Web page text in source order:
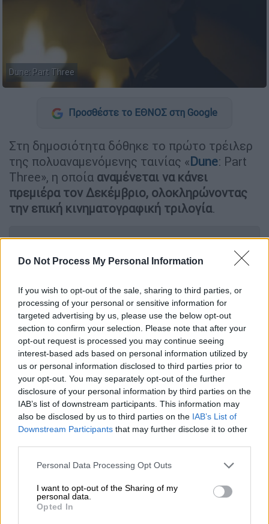
Do Not Process My Personal Information
If you wish to opt-out of the sale, sharing to third parties, or
processing of your personal or sensitive information for
targeted advertising by us, please use the below opt-out
section to confirm your selection. Please note that after your
opt-out request is processed you may continue seeing
interest-based ads based on personal information utilized by
us or personal information disclosed to third parties prior to
your opt-out. You may separately opt-out of the further
disclosure of your personal information by third parties on the
IAB’s list of downstream participants. This information may
also be disclosed by us to third parties on the IAB’s List of
Downstream Participants that may further disclose it to other
Please note that this website/app uses one or more Google
not limited to your visit or usage behaviour. You may click to
grant or deny consent to Google and its third-party tags to
use your data for below specified purposes in below Google
Personal Data Processing Opt Outs
I want to opt-out of the Sharing of my
personal data.
Opted In
Dune: Part Three
Προσθέστε το ΕΘΝΟΣ στη Google
Στη δημοσιότητα δόθηκε το πρώτο τρέιλερ
της πολυαναμενόμενης ταινίας «Dune: Part
Three», η οποία αναμένεται να κάνει
πρεμιέρα τον Δεκέμβριο, ολοκληρώνοντας
την επική κινηματογραφική τριλογία.
ΔΙΑΒΑΣΤΕ ΕΠΙΣΗΣ
18.03.2026 09:35
Χολιγουντιανή «απόβαση» στην
Αθήνα: Μέρφι, Πιτ και άλλοι μεγάλοι
σταρ για γυρίσματα
Η υπόθεση και οι συντελεστές
Στο καστ επιστρέφουν οιΤιμοτέ Σαλαμέ,
Ζεντάγια, Φλόρενς Πιου, Χαβιέ Μπαρδέμ,
Ρεμπέκα Φέργκιουσον και Τζέισον Μομόα,
ενώ στο δυναμικό της παραγωγής
προστίθενται οι Ρόμπερτ Πάτινσον και Άνια
Η ταινία φέρει την υπογραφή του